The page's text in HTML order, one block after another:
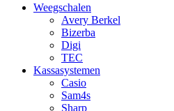
Weegschalen
Avery Berkel
Bizerba
Digi
TEC
Kassasystemen
Casio
Sam4s
Sharp